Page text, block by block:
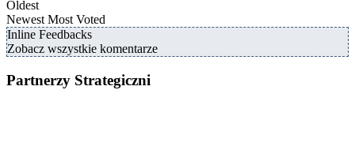
Oldest
Newest Most Voted
Inline Feedbacks
Zobacz wszystkie komentarze
Partnerzy Strategiczni